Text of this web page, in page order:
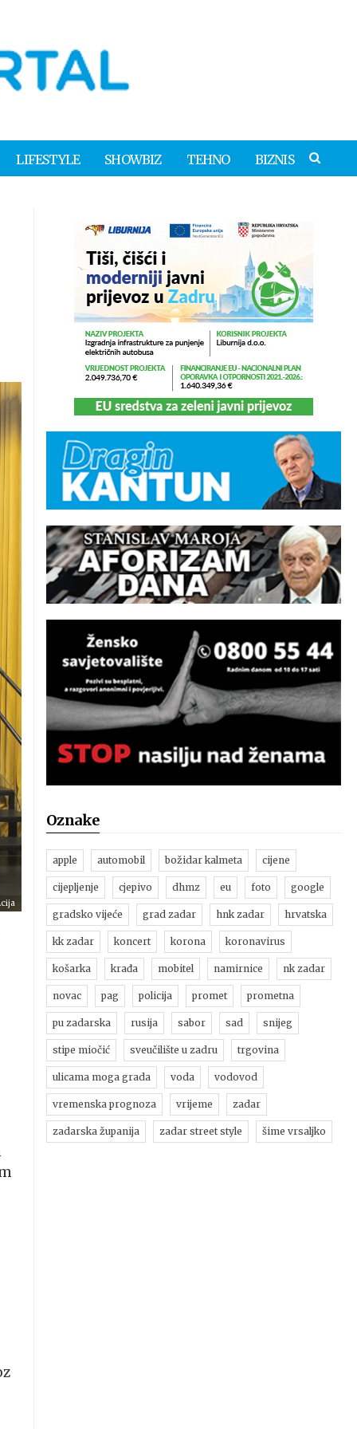
LIFESTYLE SHOWBIZ TEHNO BIZNIS
Oznake
apple automobil božidar kalmeta cijene
cijepljenje cjepivo dhmz eu foto google
gradsko vijeće grad zadar hnk zadar hrvatska
kk zadar koncert korona koronavirus
košarka krađa mobitel namirnice nk zadar
novac pag policija promet prometna
pu zadarska rusija sabor sad snijeg
stipe miočić sveučilište u zadru trgovina
ulicama moga grada voda vodovod
vremenska prognoza vrijeme zadar
zadarska županija zadar street style šime vrsaljko